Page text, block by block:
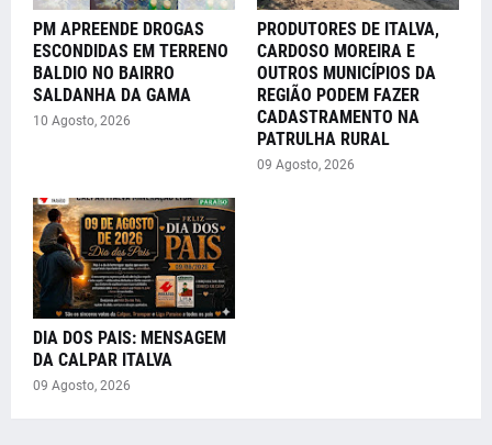
PM APREENDE DROGAS
ESCONDIDAS EM TERRENO
BALDIO NO BAIRRO
SALDANHA DA GAMA
10 Agosto, 2026
PRODUTORES DE ITALVA,
CARDOSO MOREIRA E
OUTROS MUNICÍPIOS DA
REGIÃO PODEM FAZER
CADASTRAMENTO NA
PATRULHA RURAL
09 Agosto, 2026
DIA DOS PAIS: MENSAGEM
DA CALPAR ITALVA
09 Agosto, 2026